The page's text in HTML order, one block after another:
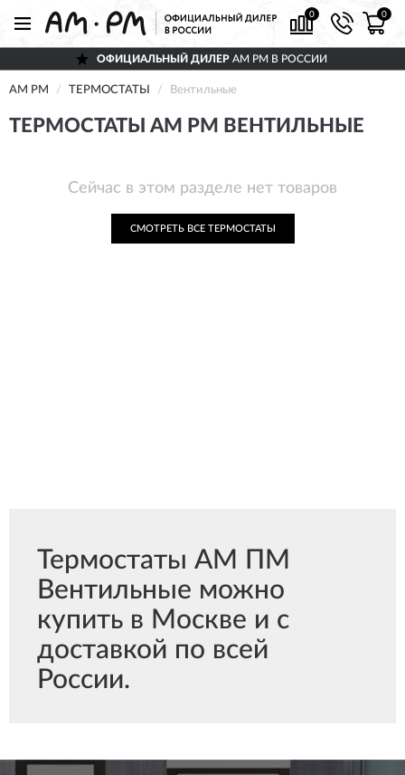
0 0
ОФИЦИАЛЬНЫЙ ДИЛЕР AM PM В РОССИИ
AM PM ТЕРМОСТАТЫ Вентильные
ТЕРМОСТАТЫ AM PM ВЕНТИЛЬНЫЕ
Сейчас в этом разделе нет товаров
СМОТРЕТЬ ВСЕ ТЕРМОСТАТЫ
Термостаты АМ ПМ
Вентильные можно
купить в Москве и с
доставкой по всей
России.